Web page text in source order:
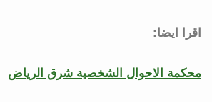
اقرا ايضا:
محكمة الاحوال الشخصية شرق الرياض